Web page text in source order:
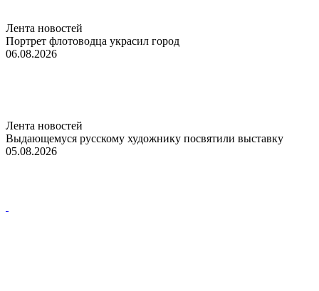
Лента новостей
Портрет флотоводца украсил город
06.08.2026
Лента новостей
Выдающемуся русскому художнику посвятили выставку
05.08.2026